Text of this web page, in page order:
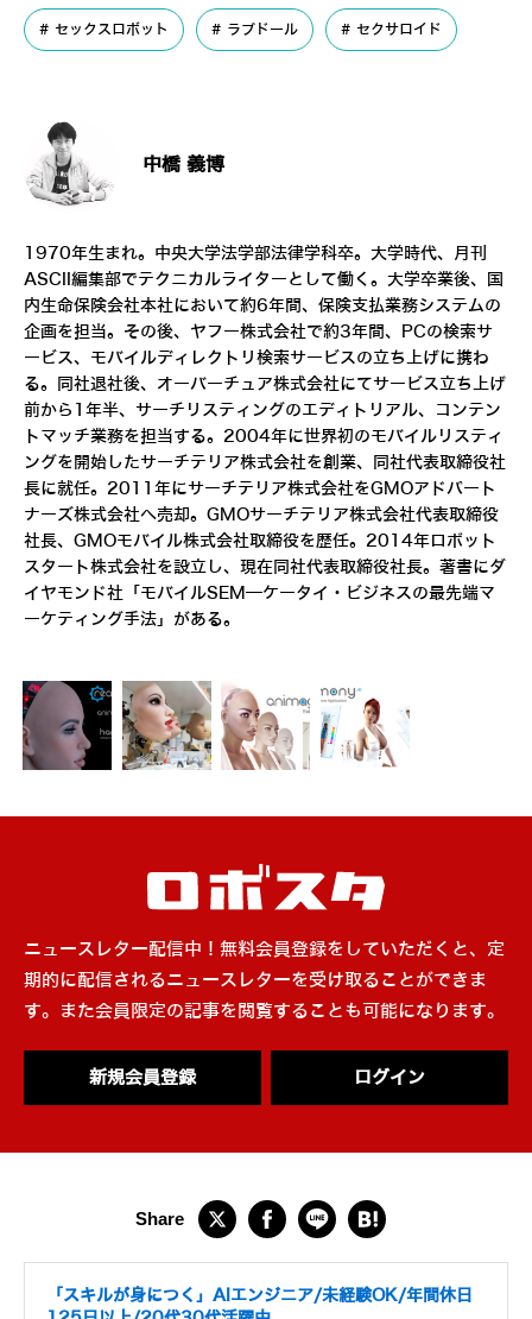
セックスロボット ラブドール セクサロイド
中橋 義博
1970年生まれ。中央大学法学部法律学科卒。大学時代、月刊
ASCII編集部でテクニカルライターとして働く。大学卒業後、国
内生命保険会社本社において約6年間、保険支払業務システムの
企画を担当。その後、ヤフー株式会社で約3年間、PCの検索サ
ービス、モバイルディレクトリ検索サービスの立ち上げに携わ
る。同社退社後、オーバーチュア株式会社にてサービス立ち上げ
前から1年半、サーチリスティングのエディトリアル、コンテン
トマッチ業務を担当する。2004年に世界初のモバイルリスティ
ングを開始したサーチテリア株式会社を創業、同社代表取締役社
長に就任。2011年にサーチテリア株式会社をGMOアドパート
ナーズ株式会社へ売却。GMOサーチテリア株式会社代表取締役
社長、GMOモバイル株式会社取締役を歴任。2014年ロボット
スタート株式会社を設立し、現在同社代表取締役社長。著書にダ
イヤモンド社「モバイルSEM―ケータイ・ビジネスの最先端マ
ーケティング手法」がある。
ニュースレター配信中！無料会員登録をしていただくと、定
期的に配信されるニュースレターを受け取ることができま
す。また会員限定の記事を閲覧することも可能になります。
新規会員登録 ログイン
「スキルが身につく」AIエンジニア/未経験OK/年間休日